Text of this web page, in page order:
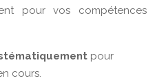
pour vos compétences
pour
cours.